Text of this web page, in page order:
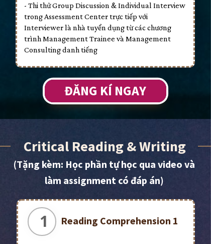
ĐĂNG KÍ NGAY
- Thi thử Group Discussion & Individual Interview
trong Assessment Center trực tiếp với
Interviewer là nhà tuyển dụng từ các chương
trình Management Trainee và Management
Consulting danh tiếng
Critical Reading & Writing
(Tặng kèm: Học phần tự học qua video và
làm assignment có đáp án)
Reading Comprehension 1
1